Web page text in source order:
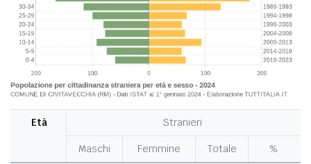
Età Stranieri
Maschi Femmine Totale
%